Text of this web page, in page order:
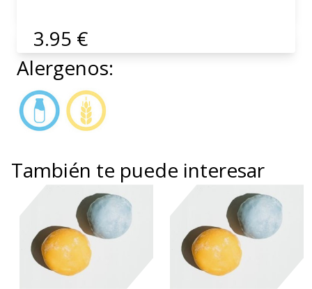
3.95 €
Alergenos:
También te puede interesar